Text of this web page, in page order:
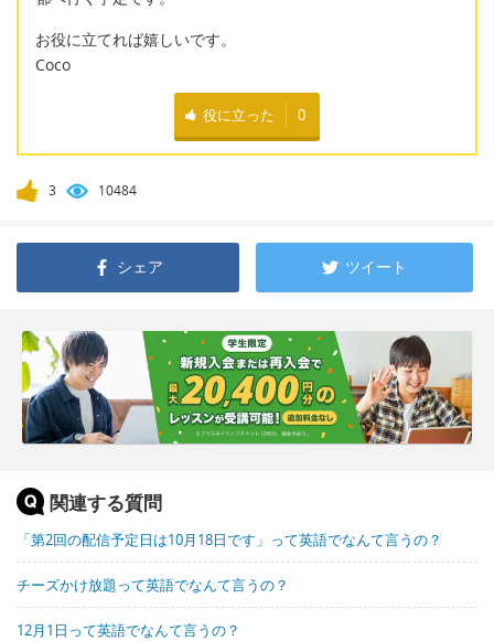
お役に立てれば嬉しいです。
Coco
役に立った 0
3 10484
シェア ツイート
関連する質問
「第2回の配信予定日は10月18日です」って英語でなんて言うの？
チーズかけ放題って英語でなんて言うの？
12月1日って英語でなんて言うの？